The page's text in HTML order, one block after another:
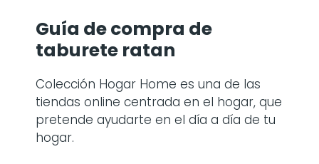
Guía de compra de
taburete ratan
Colección Hogar Home es una de las
tiendas online centrada en el hogar, que
pretende ayudarte en el día a día de tu
hogar.